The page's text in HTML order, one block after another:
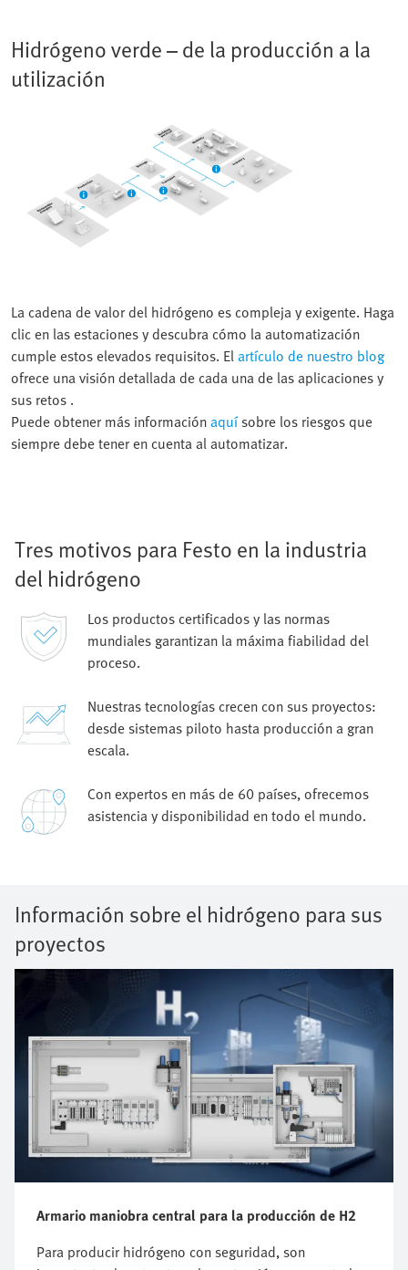
Hidrógeno verde – de la producción a la
utilización
La cadena de valor del hidrógeno es compleja y exigente. Haga
clic en las estaciones y descubra cómo la automatización
cumple estos elevados requisitos. Elartículo de nuestro blog
ofrece una visión detallada de cada una de las aplicaciones y
sus retos .
Puede obtener más informaciónaquísobre los riesgos que
siempre debe tener en cuenta al automatizar.
Tres motivos para Festo en la industria
del hidrógeno
Los productos certificados y las normas
mundiales garantizan la máxima fiabilidad del
proceso.
Nuestras tecnologías crecen con sus proyectos:
desde sistemas piloto hasta producción a gran
escala.
Con expertos en más de 60 países, ofrecemos
asistencia y disponibilidad en todo el mundo.
Información sobre el hidrógeno para sus
proyectos
Armario maniobra central para la producción de H2
Para producir hidrógeno con seguridad, son